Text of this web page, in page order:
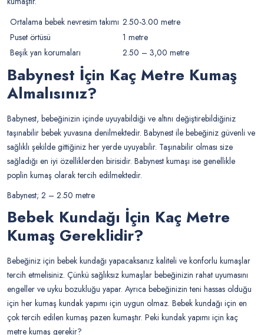
Ortalama bebek nevresim takımı 2.50-3.00 metre
Puset örtüsü
1 metre
Beşik yan korumaları
2.50 – 3,00 metre
Babynest İçin Kaç Metre Kumaş
Almalısınız?
Babynest, bebeğinizin içinde uyuyabildiği ve altını değiştirebildiğiniz
taşınabilir bebek yuvasına denilmektedir. Babynest ile bebeğiniz güvenli ve
sağlıklı şekilde gittiğiniz her yerde uyuyabilir. Taşınabilir olması size
sağladığı en iyi özelliklerden birisidir. Babynest kumaşı ise genellikle
poplin kumaş olarak tercih edilmektedir.
Babynest; 2 – 2.50 metre
Bebek Kundağı İçin Kaç Metre
Kumaş Gereklidir?
Bebeğiniz için bebek kundağı yapacaksanız kaliteli ve konforlu kumaşlar
tercih etmelisiniz. Çünkü sağlıksız kumaşlar bebeğinizin rahat uyumasını
engeller ve uyku bozukluğu yapar. Ayrıca bebeğinizin teni hassas olduğu
için her kumaş kundak yapımı için uygun olmaz. Bebek kundağı için en
çok tercih edilen kumaş pazen kumaştır. Peki kundak yapımı için kaç
metre kumaş gerekir?